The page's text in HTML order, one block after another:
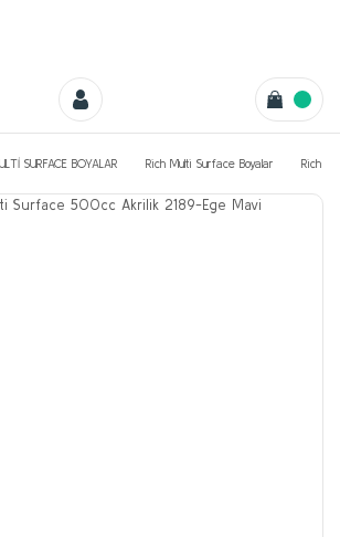
SURFACE BOYALAR Rich Multi Surface Boyalar Rich